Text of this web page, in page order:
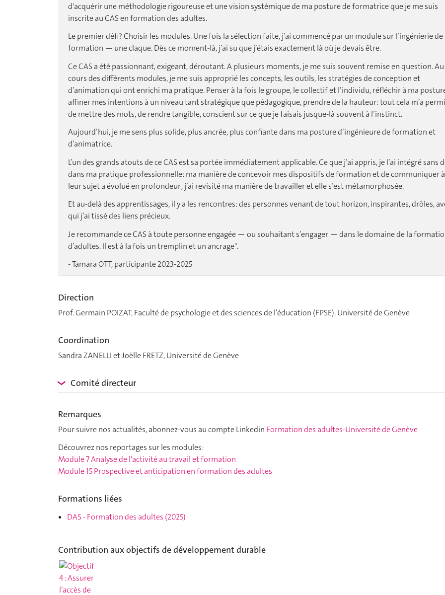
d'acquérir une méthodologie rigoureuse et une vision systémique de ma posture de formatrice que je me suis
inscrite au CAS en formation des adultes.
Le premier défi? Choisir les modules. Une fois la sélection faite, j’ai commencé par un module sur l’ingénierie de
formation — une claque. Dès ce moment-là, j’ai su que j’étais exactement là où je devais être.
Ce CAS a été passionnant, exigeant, déroutant. A plusieurs moments, je me suis souvent remise en question. Au
cours des différents modules, je me suis approprié les concepts, les outils, les stratégies de conception et
d’animation qui ont enrichi ma pratique. Penser à la fois le groupe, le collectif et l’individu, réfléchir à ma
affiner mes intentions à un niveau tant stratégique que pédagogique, prendre de la hauteur: tout cela m’a
de mettre des mots, de rendre tangible, conscient sur ce que je faisais jusque-là souvent à l’instinct.
Aujourd’hui, je me sens plus solide, plus ancrée, plus confiante dans ma posture d’ingénieure de formation et
d’animatrice.
L’un des grands atouts de ce CAS est sa portée immédiatement applicable. Ce que j’ai appris, je l’ai intégré sans
dans ma pratique professionnelle: ma manière de concevoir mes dispositifs de formation et de communiquer à
leur sujet a évolué en profondeur; j’ai revisité ma manière de travailler et elle s’est métamorphosée.
Et au-delà des apprentissages, il y a les rencontres: des personnes venant de tout horizon, inspirantes, drôles,
qui j’ai tissé des liens précieux.
Je recommande ce CAS à toute personne engagée — ou souhaitant s’engager — dans le domaine de la
d’adultes. Il est à la fois un tremplin et un ancrage".
- Tamara OTT, participante 2023-2025
Direction
Prof. Germain POIZAT, Faculté de psychologie et des sciences de l’éducation (FPSE), Université de Genève
Coordination
Sandra ZANELLI et Joëlle FRETZ, Université de Genève
Comité directeur
Remarques
Pour suivre nos actualités, abonnez-vous au compte Linkedin Formation des adultes-Université de Genève
Découvrez nos reportages sur les modules:
Module 7 Analyse de l'activité au travail et formation
Module 15 Prospective et anticipation en formation des adultes
Formations liées
DAS-Formation des adultes (2025)
Contribution aux objectifs de développement durable